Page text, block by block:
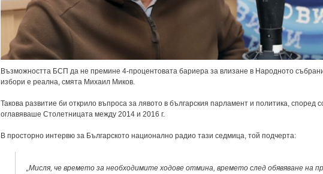
Възможността БСП да не премине 4-процентовата бариера за влизане в Народното
избори е реална, смята Михаил Миков.
Такова развитие би открило въпроса за лявото в българския парламент и политика, според
оглавяваше Столетницата между 2014 и 2016 г.
В просторно интервю за Българското национално радио тази седмица, той подчерта:
„Мисля, че времето за необходимите ходове отмина, времето след обявяване на